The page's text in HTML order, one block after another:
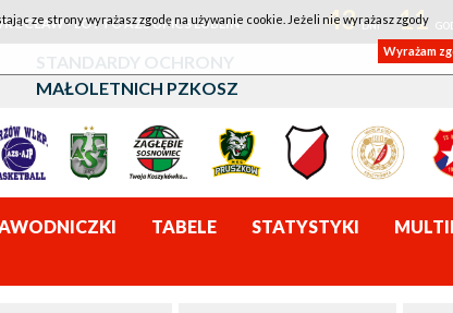
- LOTTO AZS UMCS LUBLIN 43 11
STANDARDY OCHRONY
MAŁOLETNICH PZKOSZ
TABELE STATYSTYKI
ze strony wyrażasz zgodę na używanie cookie. Jeżeli nie wyrażasz zgody
Wyrażam